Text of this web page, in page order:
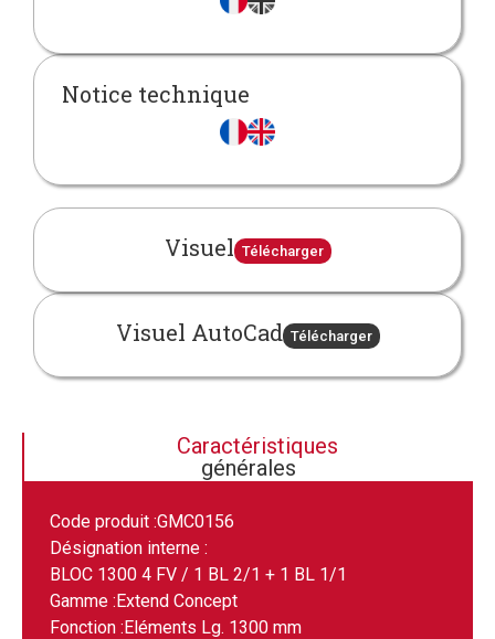
Notice technique
Visuel Télécharger
Visuel AutoCad Télécharger
Caractéristiques
générales
Code produit :GMC0156
Désignation interne :
BLOC 1300 4 FV / 1 BL 2/1 + 1 BL 1/1
Gamme :Extend Concept
Fonction :Eléments Lg. 1300 mm